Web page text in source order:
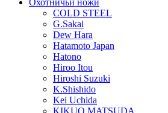
COLD STEEL
G.Sakai
Dew Hara
Hatamoto Japan
Hatono
Hiroo Itou
Hiroshi Suzuki
K.Shishido
Kei Uchida
KIKUO MATSUDA